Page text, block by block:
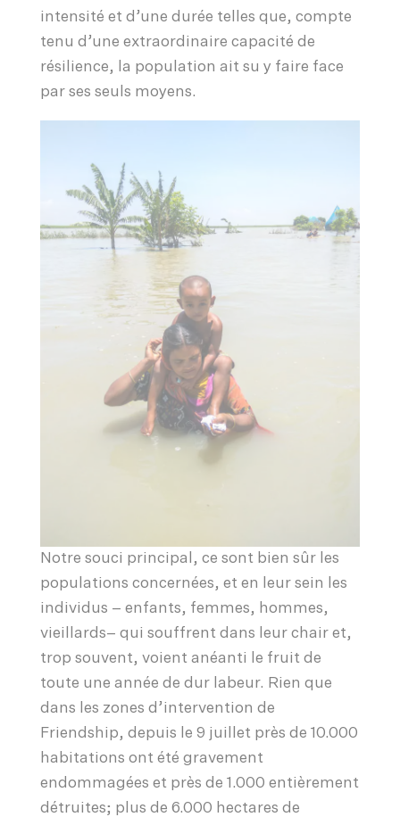
intensité et d’une durée telles que, compte
tenu d’une extraordinaire capacité de
résilience, la population ait su y faire face
par ses seuls moyens.
Notre souci principal, ce sont bien sûr les
populations concernées, et en leur sein les
individus – enfants, femmes, hommes,
vieillards– qui souffrent dans leur chair et,
trop souvent, voient anéanti le fruit de
toute une année de dur labeur. Rien que
dans les zones d’intervention de
Friendship, depuis le 9 juillet près de 10.000
habitations ont été gravement
endommagées et près de 1.000 entièrement
détruites; plus de 6.000 hectares de